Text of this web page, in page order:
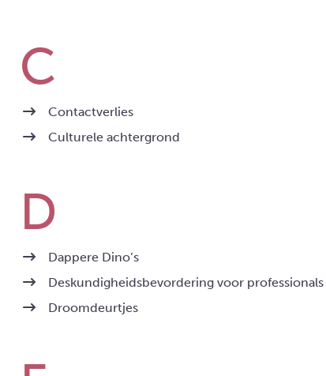
Contactverlies
Culturele achtergrond
Dappere Dino’s
Deskundigheidsbevordering voor professionals
Droomdeurtjes